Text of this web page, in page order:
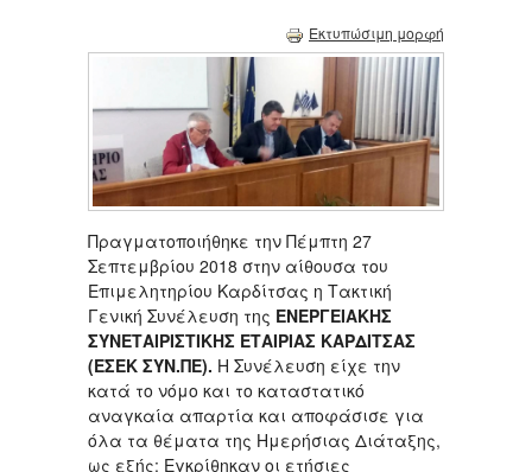
Εκτυπώσιμη μορφή
Πραγματοποιήθηκε την Πέμπτη 27
Σεπτεμβρίου 2018 στην αίθουσα του
Επιμελητηρίου Καρδίτσας η Τακτική
Γενική Συνέλευση της ΕΝΕΡΓΕΙΑΚΗΣ
ΣΥΝΕΤΑΙΡΙΣΤΙΚΗΣ ΕΤΑΙΡΙΑΣ ΚΑΡΔΙΤΣΑΣ
(ΕΣΕΚ ΣΥΝ.ΠΕ). Η Συνέλευση είχε την
κατά το νόμο και το καταστατικό
αναγκαία απαρτία και αποφάσισε για
όλα τα θέματα της Ημερήσιας Διάταξης,
ως εξής: Εγκρίθηκαν οι ετήσιες